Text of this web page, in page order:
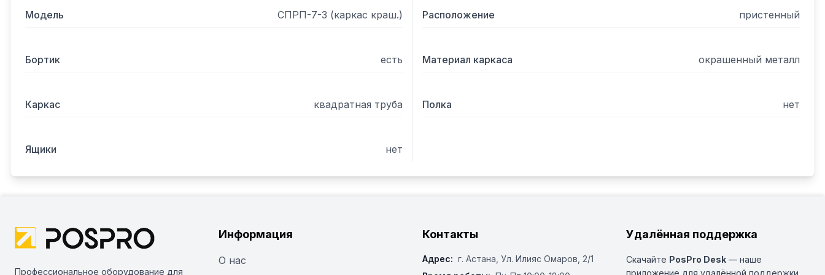
Модель СПРП-7-3 (каркас краш.) Расположение пристенный
Бортик есть Материал каркаса окрашенный металл
Каркас квадратная труба Полка нет
Ящики нет
Профессиональное оборудование для
Информация
О нас
Контакты
Адрес: г. Астана, ​Ул. Илияс Омаров, 2/1
Удалённая поддержка
Скачайте PosPro Desk — наше
приложение для удалённой поддержки.